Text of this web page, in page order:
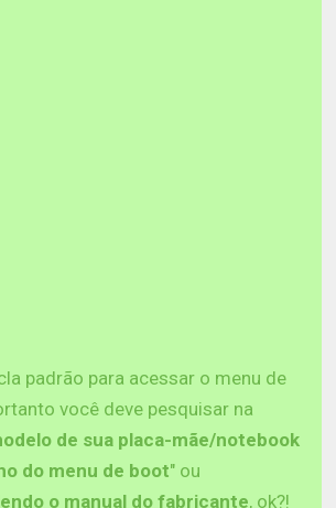
padrão para acessar o menu de
você deve pesquisar na
de sua placa-mãe/notebook
do menu de boot" ou
o manual do fabricante, ok?!